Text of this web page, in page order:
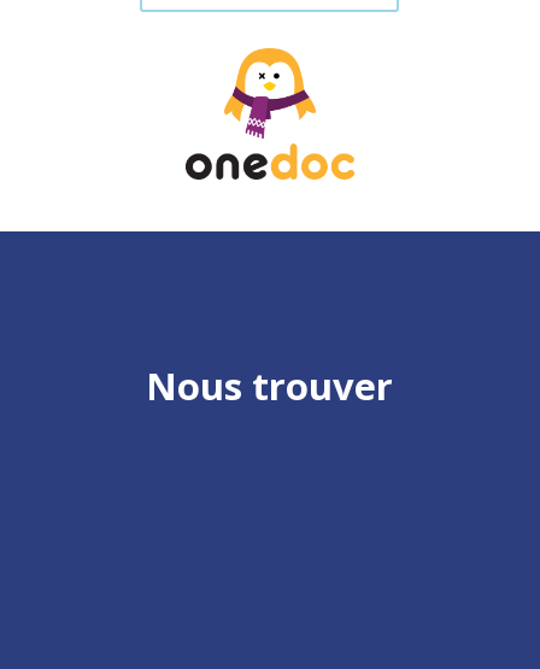
Nous trouver